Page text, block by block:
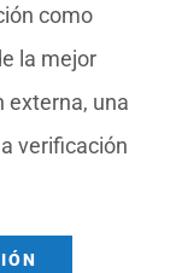
como
la mejor
externa, una
verificación